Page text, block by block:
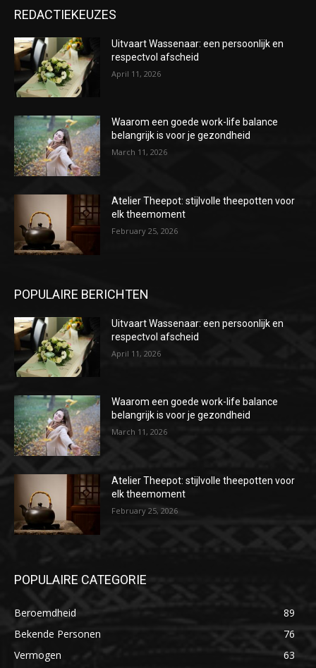
REDACTIEKEUZES
Uitvaart Wassenaar: een persoonlijk en
respectvol afscheid
April 11, 2026
Waarom een goede work-life balance
belangrijk is voor je gezondheid
March 11, 2026
Atelier Theepot: stijlvolle theepotten voor
elk theemoment
February 25, 2026
POPULAIRE BERICHTEN
Uitvaart Wassenaar: een persoonlijk en
respectvol afscheid
April 11, 2026
Waarom een goede work-life balance
belangrijk is voor je gezondheid
March 11, 2026
Atelier Theepot: stijlvolle theepotten voor
elk theemoment
February 25, 2026
POPULAIRE CATEGORIE
Beroemdheid
89
Bekende Personen
76
Vermogen
63